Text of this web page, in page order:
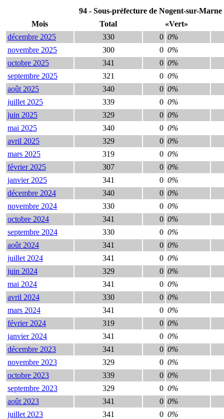
94 - Sous-préfecture de Nogent-sur-
Mois
Total
«Vert»
décembre 2025
330 0 0%
novembre 2025
300 0 0%
octobre 2025
341 0 0%
septembre 2025
321 0 0%
août 2025
340 0 0%
juillet 2025
339 0 0%
juin 2025
329 0 0%
mai 2025
340 0 0%
avril 2025
329 0 0%
mars 2025
319 0 0%
février 2025
307 0 0%
janvier 2025
341 0 0%
décembre 2024
340 0 0%
novembre 2024
330 0 0%
octobre 2024
341 0 0%
septembre 2024
330 0 0%
août 2024
341 0 0%
juillet 2024
341 0 0%
juin 2024
329 0 0%
mai 2024
341 0 0%
avril 2024
330 0 0%
mars 2024
341 0 0%
février 2024
319 0 0%
janvier 2024
341 0 0%
décembre 2023
341 0 0%
novembre 2023
329 0 0%
octobre 2023
339 0 0%
septembre 2023
329 0 0%
août 2023
341 0 0%
juillet 2023
341 0 0%